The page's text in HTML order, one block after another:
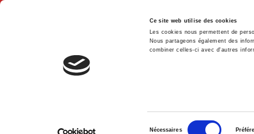
Ce site web utilise des cookies
Les cookies nous permettent de
Nous partageons également des
combiner celles-ci avec d'autres
Nécessaires